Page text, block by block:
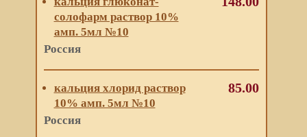
солофарм раствор 10%
амп. 5мл №10
Россия
кальция хлорид раствор
10% амп. 5мл №10
Россия
85.00